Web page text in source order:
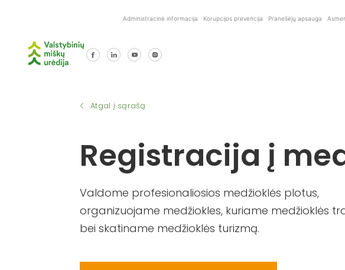
Administracinė informacija Korupcijos prevencija Pranešėjų apsauga
Atgal į sąrašą
Registracija į
Valdome profesionaliosios medžioklės plotus,
organizuojame medžiokles, kuriame medžioklės
bei skatiname medžioklės turizmą.